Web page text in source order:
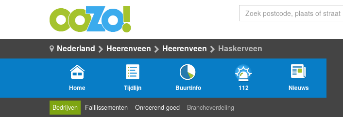
Nederland Heerenveen Heerenveen Haskerveen
Home Tijdlijn Buurtinfo 112 Nieuws
Bedrijven Faillissementen Onroerend goed Brancheverdeling